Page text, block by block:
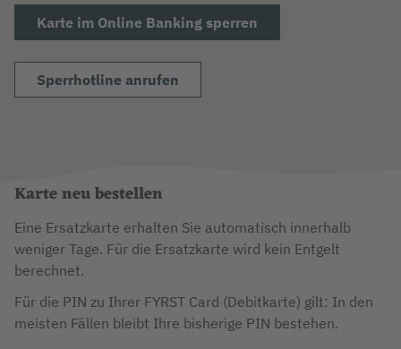
Karte im Online Banking sperren
Sperrhotline anrufen
Karte neu bestellen
Eine Ersatzkarte erhalten Sie automatisch innerhalb
weniger Tage. Für die Ersatzkarte wird kein Entgelt
berechnet.
Für die PIN zu Ihrer FYRST Card (Debitkarte) gilt: In den
meisten Fällen bleibt Ihre bisherige PIN bestehen.